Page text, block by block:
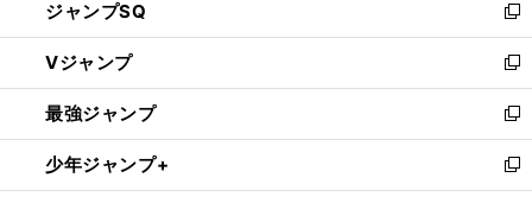
い
ウ
ィ
ン
ド
ウ
で
開
ジャンプSQ
新
し
い
ウ
ィ
ン
ド
ウ
Vジャンプ
新
し
い
ウ
ィ
ン
最強ジャンプ
新
し
い
ウ
少年ジャンプ+
新
し